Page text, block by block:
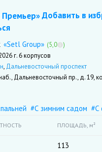
Добавить в
«Setl Group» (5,0 )
г.6 корпусов
, Дальневосточный проспект
Дальневосточный пр., д. 19,
#С зимним садом #С
ПЛОЩАДЬ, м²
113